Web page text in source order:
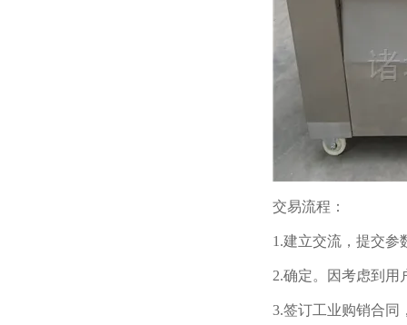
交易流程：
1.建立交流，提交参
2.确定。因考虑到用
3.签订工业购销合同